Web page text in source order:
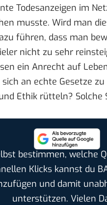
Todesanzeigen im
musste. Wird man
führen, dass man
nicht zu sehr
ein Anrecht auf
an echte Gesetze
Ethik rütteln?
bestimmen, welche
Klicks kannst du
und damit
unterstützen. Vielen